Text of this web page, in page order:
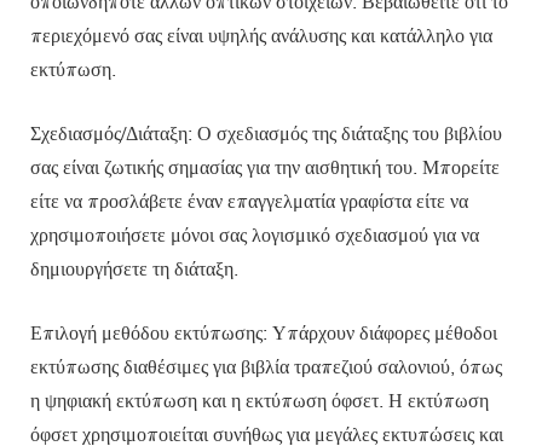
περιεχόμενό σας είναι υψηλής ανάλυσης και κατάλληλο για
εκτύπωση.
Σχεδιασμός/Διάταξη: Ο σχεδιασμός της διάταξης του βιβλίου
σας είναι ζωτικής σημασίας για την αισθητική του. Μπορείτε
είτε να προσλάβετε έναν επαγγελματία γραφίστα είτε να
χρησιμοποιήσετε μόνοι σας λογισμικό σχεδιασμού για να
δημιουργήσετε τη διάταξη.
Επιλογή μεθόδου εκτύπωσης: Υπάρχουν διάφορες μέθοδοι
εκτύπωσης διαθέσιμες για βιβλία τραπεζιού σαλονιού, όπως
η ψηφιακή εκτύπωση και η εκτύπωση όφσετ. Η εκτύπωση
όφσετ χρησιμοποιείται συνήθως για μεγάλες εκτυπώσεις και